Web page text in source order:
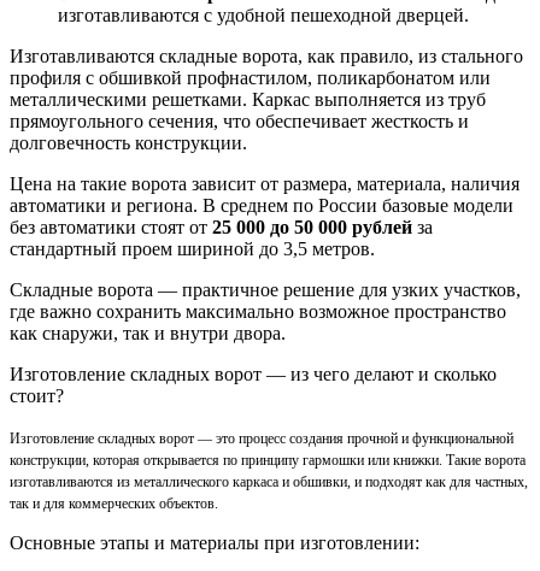
изготавливаются с удобной пешеходной дверцей.
Изготавливаются складные ворота, как правило, из стального
профиля с обшивкой профнастилом, поликарбонатом или
металлическими решетками. Каркас выполняется из труб
прямоугольного сечения, что обеспечивает жесткость и
долговечность конструкции.
Цена на такие ворота зависит от размера, материала, наличия
автоматики и региона. В среднем по России базовые модели
без автоматики стоят от 25 000 до 50 000 рублей за
стандартный проем шириной до 3,5 метров.
Складные ворота — практичное решение для узких участков,
где важно сохранить максимально возможное пространство
как снаружи, так и внутри двора.
Изготовление складных ворот — из чего делают и сколько
стоит?
Изготовление складных ворот — это процесс создания прочной и функциональной
конструкции, которая открывается по принципу гармошки или книжки. Такие ворота
изготавливаются из металлического каркаса и обшивки, и подходят как для частных,
так и для коммерческих объектов.
Основные этапы и материалы при изготовлении: